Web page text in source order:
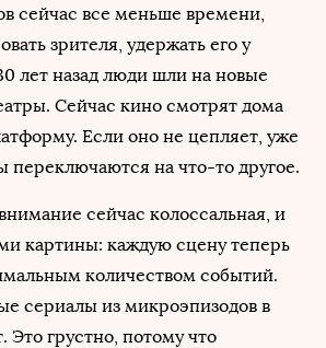
сейчас все меньше времени,
зрителя, удержать его у
лет назад люди шли на новые
Сейчас кино смотрят дома
Если оно не цепляет, уже
переключаются на что-то другое.
сейчас колоссальная, и
картины: каждую сцену теперь
количеством событий.
сериалы из микроэпизодов в
Это грустно, потому что